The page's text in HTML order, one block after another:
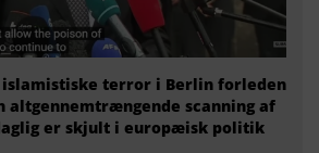
islamistiske terror i Berlin forleden
altgennemtrængende scanning af
er skjult i europæisk politik